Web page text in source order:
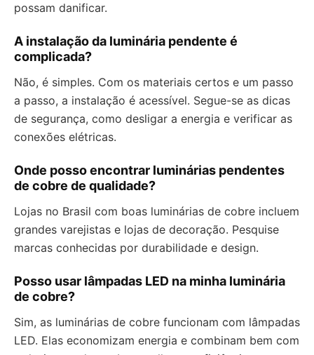
possam danificar.
A instalação da luminária pendente é
complicada?
Não, é simples. Com os materiais certos e um passo
a passo, a instalação é acessível. Segue-se as dicas
de segurança, como desligar a energia e verificar as
conexões elétricas.
Onde posso encontrar luminárias pendentes
de cobre de qualidade?
Lojas no Brasil com boas luminárias de cobre incluem
grandes varejistas e lojas de decoração. Pesquise
marcas conhecidas por durabilidade e design.
Posso usar lâmpadas LED na minha luminária
de cobre?
Sim, as luminárias de cobre funcionam com lâmpadas
LED. Elas economizam energia e combinam bem com